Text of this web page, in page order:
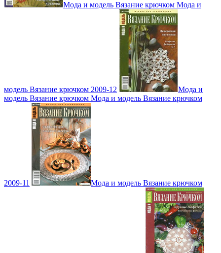
Мода и модель Вязание крючком Мода и
модель Вязание крючком 2009-12
Мода и
модель Вязание крючком Мода и модель Вязание крючком
2009-11 Мода и модель Вязание крючком